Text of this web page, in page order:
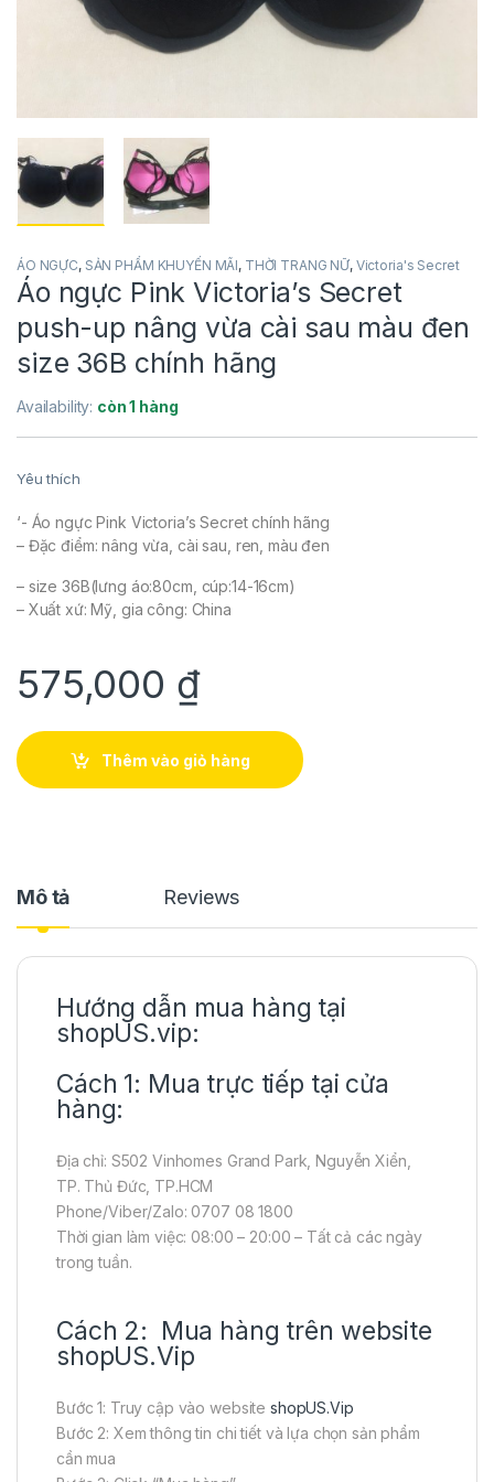
ÁO NGỰC, SẢN PHẨM KHUYẾN MÃI, THỜI TRANG NỮ, Victoria's Secret
Áo ngực Pink Victoria’s Secret
push-up nâng vừa cài sau màu đen
size 36B chính hãng
Availability: còn 1 hàng
Yêu thích
‘- Áo ngực Pink Victoria’s Secret chính hãng
– Đặc điểm: nâng vừa, cài sau, ren, màu đen
– size 36B(lưng áo:80cm, cúp:14-16cm)
– Xuất xứ: Mỹ, gia công: China
575,000 ₫
Thêm vào giỏ hàng
Mô tả Reviews
Hướng dẫn mua hàng tại
shopUS.vip:
Cách 1: Mua trực tiếp tại cửa
hàng:
Địa chỉ: S502 Vinhomes Grand Park, Nguyễn Xiển,
TP. Thủ Đức, TP.HCM
Phone/Viber/Zalo: 0707 08 1800
Thời gian làm việc: 08:00 – 20:00 – Tất cả các ngày
trong tuần.
Cách 2: Mua hàng trên website
shopUS.Vip
Bước 1: Truy cập vào website shopUS.Vip
Bước 2: Xem thông tin chi tiết và lựa chọn sản phẩm
cần mua